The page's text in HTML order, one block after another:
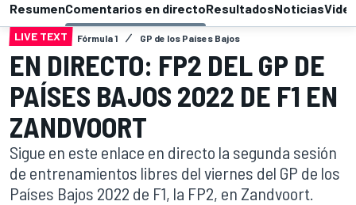
ResumenComentarios en directoResultadosNoticias
LIVE TEXT Fórmula 1 GP de los Países Bajos
EN DIRECTO: FP2 DEL GP DE
PAÍSES BAJOS 2022 DE F1 EN
ZANDVOORT
Sigue en este enlace en directo la segunda sesión
de entrenamientos libres del viernes del GP de los
Países Bajos 2022 de F1, la FP2, en Zandvoort.